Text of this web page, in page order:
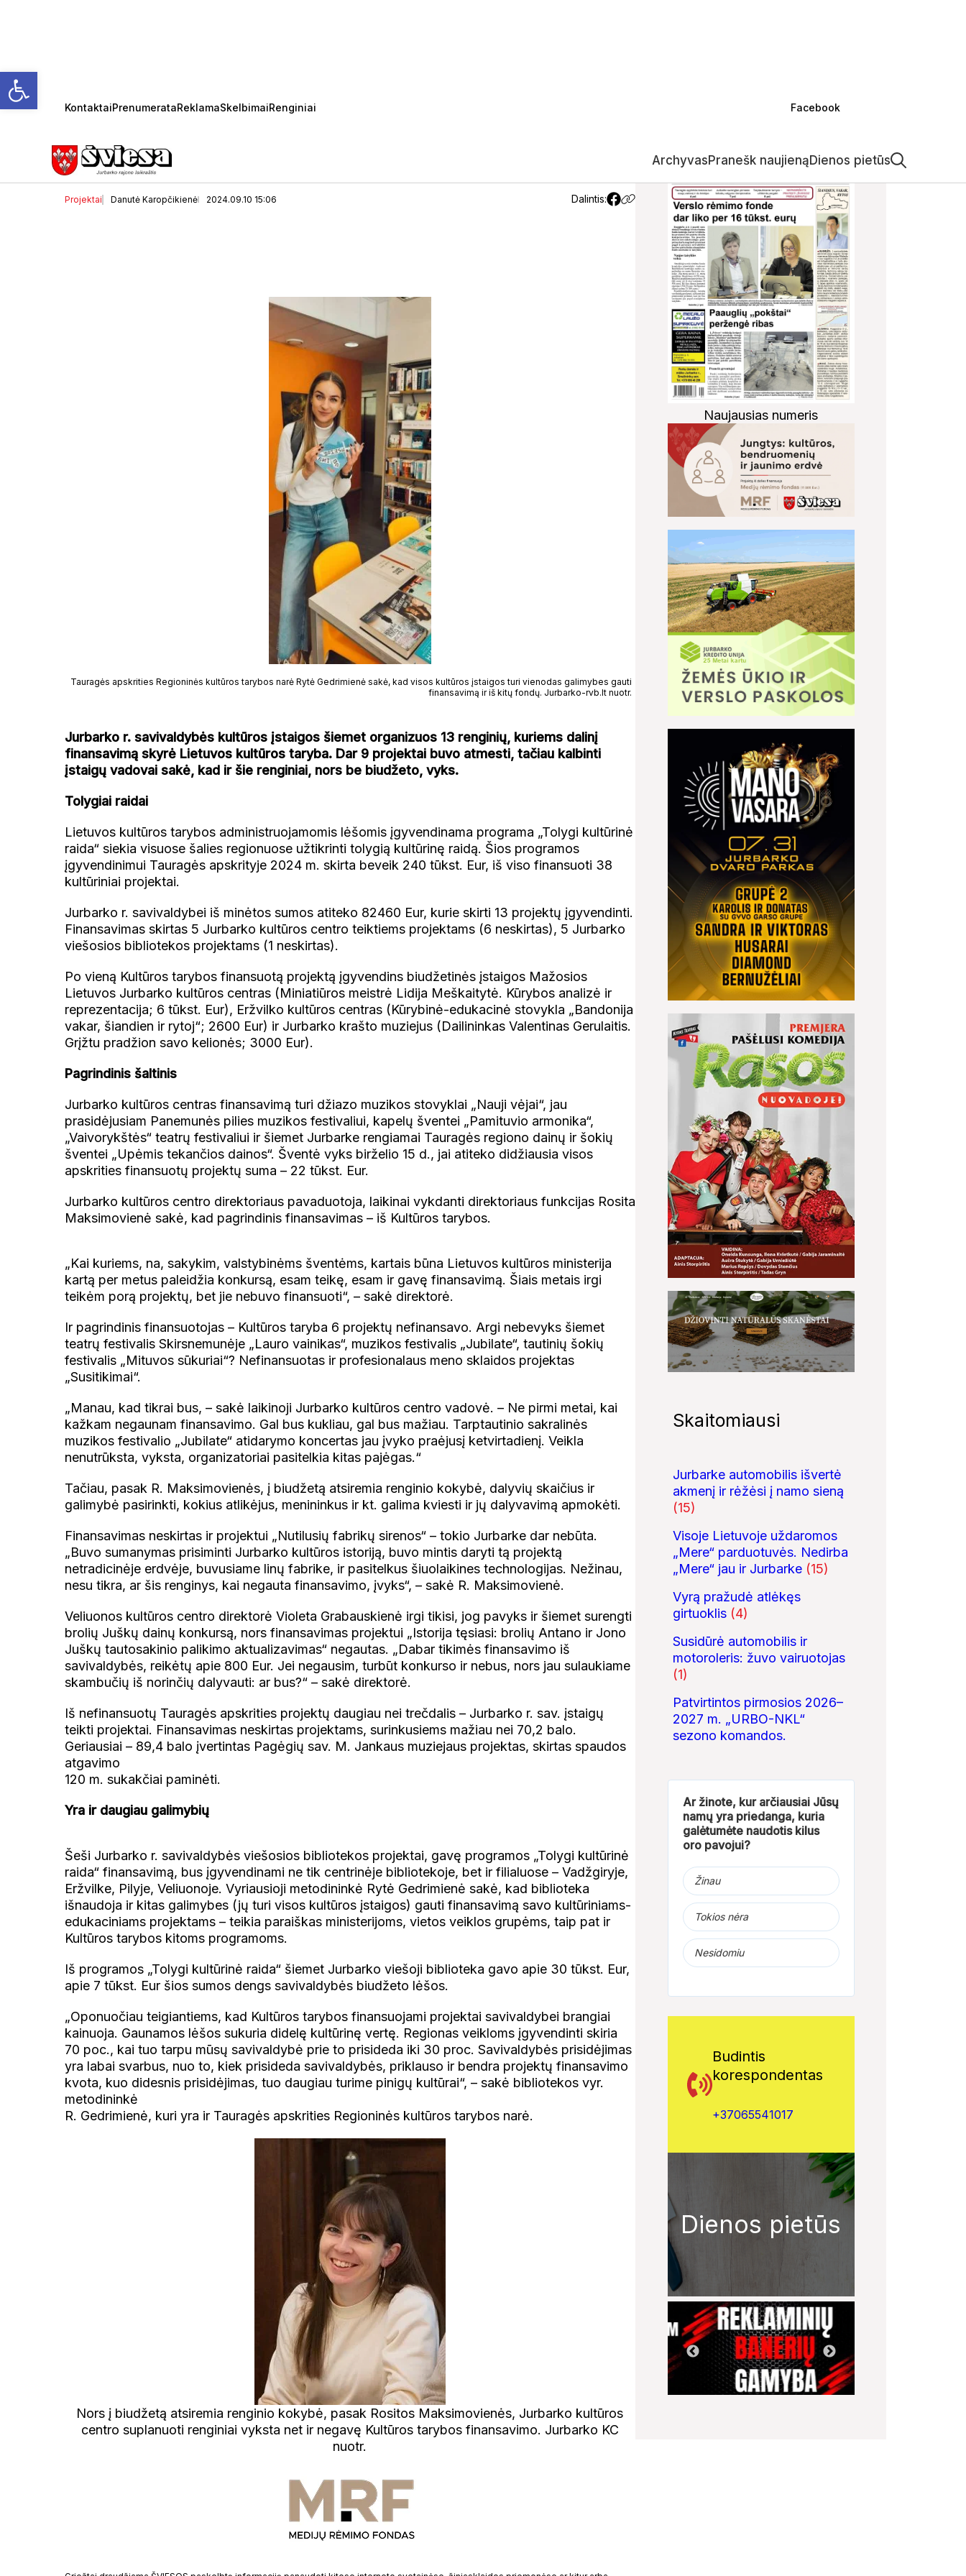
Open toolbar
KontaktaiPrenumerataReklamaSkelbimaiRenginiai Facebook
ArchyvasPranešk naujienąDienos pietūs
Turime lėšų kurti kultūrai
Projektai Danutė Karopčikienė 2024.09.10 15:06 Dalintis:
Tauragės apskrities Regioninės kultūros tarybos narė Rytė Gedrimienė sakė, kad visos kultūros įstaigos turi vienodas galimybes gauti
finansavimą ir iš kitų fondų. Jurbarko-rvb.lt nuotr.
Jurbarko r. savivaldybės kultūros įstaigos šiemet organizuos 13 renginių, kuriems dalinį
finansavimą skyrė Lietuvos kultūros taryba. Dar 9 projektai buvo atmesti, tačiau kalbinti
įstaigų vadovai sakė, kad ir šie renginiai, nors be biudžeto, vyks.
Tolygiai raidai
Lietuvos kultūros tarybos administruojamomis lėšomis įgyvendinama programa „Tolygi kultūrinė
raida“ siekia visuose šalies regionuose užtikrinti tolygią kultūrinę raidą. Šios programos
įgyvendinimui Tauragės apskrityje 2024 m. skirta beveik 240 tūkst. Eur, iš viso finansuoti 38
kultūriniai projektai.
Jurbarko r. savivaldybei iš minėtos sumos atiteko 82460 Eur, kurie skirti 13 projektų įgyvendinti.
Finansavimas skirtas 5 Jurbarko kultūros centro teiktiems projektams (6 neskirtas), 5 Jurbarko
viešosios bibliotekos projektams (1 neskirtas).
Po vieną Kultūros tarybos finansuotą projektą įgyvendins biudžetinės įstaigos Mažosios
Lietuvos Jurbarko kultūros centras (Miniatiūros meistrė Lidija Meškaitytė. Kūrybos analizė ir
reprezentacija; 6 tūkst. Eur), Eržvilko kultūros centras (Kūrybinė-edukacinė stovykla „Bandonija
vakar, šiandien ir rytoj“; 2600 Eur) ir Jurbarko krašto muziejus (Dailininkas Valentinas Gerulaitis.
Grįžtu pradžion savo kelionės; 3000 Eur).
Pagrindinis šaltinis
Jurbarko kultūros centras finansavimą turi džiazo muzikos stovyklai „Nauji vėjai“, jau
prasidėjusiam Panemunės pilies muzikos festivaliui, kapelų šventei „Pamituvio armonika“,
„Vaivorykštės“ teatrų festivaliui ir šiemet Jurbarke rengiamai Tauragės regiono dainų ir šokių
šventei „Upėmis tekančios dainos“. Šventė vyks birželio 15 d., jai atiteko didžiausia visos
apskrities finansuotų projektų suma – 22 tūkst. Eur.
Jurbarko kultūros centro direktoriaus pavaduotoja, laikinai vykdanti direktoriaus funkcijas Rosita
Maksimovienė sakė, kad pagrindinis finansavimas – iš Kultūros tarybos.
„Kai kuriems, na, sakykim, valstybinėms šventėms, kartais būna Lietuvos kultūros ministerija
kartą per metus paleidžia konkursą, esam teikę, esam ir gavę finansavimą. Šiais metais irgi
teikėm porą projektų, bet jie nebuvo finansuoti“, – sakė direktorė.
Ir pagrindinis finansuotojas – Kultūros taryba 6 projektų nefinansavo. Argi nebevyks šiemet
teatrų festivalis Skirsnemunėje „Lauro vainikas“, muzikos festivalis „Jubilate“, tautinių šokių
festivalis „Mituvos sūkuriai“? Nefinansuotas ir profesionalaus meno sklaidos projektas
„Susitikimai“.
„Manau, kad tikrai bus, – sakė laikinoji Jurbarko kultūros centro vadovė. – Ne pirmi metai, kai
kažkam negaunam finansavimo. Gal bus kukliau, gal bus mažiau. Tarptautinio sakralinės
muzikos festivalio „Jubilate“ atidarymo koncertas jau įvyko praėjusį ketvirtadienį. Veikla
nenutrūksta, vyksta, organizatoriai pasitelkia kitas pajėgas.“
Tačiau, pasak R. Maksimovienės, į biudžetą atsiremia renginio kokybė, dalyvių skaičius ir
galimybė pasirinkti, kokius atlikėjus, menininkus ir kt. galima kviesti ir jų dalyvavimą apmokėti.
Finansavimas neskirtas ir projektui „Nutilusių fabrikų sirenos“ – tokio Jurbarke dar nebūta.
„Buvo sumanymas prisiminti Jurbarko kultūros istoriją, buvo mintis daryti tą projektą
netradicinėje erdvėje, buvusiame linų fabrike, ir pasitelkus šiuolaikines technologijas. Nežinau,
nesu tikra, ar šis renginys, kai negauta finansavimo, įvyks“, – sakė R. Maksimovienė.
Veliuonos kultūros centro direktorė Violeta Grabauskienė irgi tikisi, jog pavyks ir šiemet surengti
brolių Juškų dainų konkursą, nors finansavimas projektui „Istorija tęsiasi: brolių Antano ir Jono
Juškų tautosakinio palikimo aktualizavimas“ negautas. „Dabar tikimės finansavimo iš
savivaldybės, reikėtų apie 800 Eur. Jei negausim, turbūt konkurso ir nebus, nors jau sulaukiame
skambučių iš norinčių dalyvauti: ar bus?“ – sakė direktorė.
Iš nefinansuotų Tauragės apskrities projektų daugiau nei trečdalis – Jurbarko r. sav. įstaigų
teikti projektai. Finansavimas neskirtas projektams, surinkusiems mažiau nei 70,2 balo.
Geriausiai – 89,4 balo įvertintas Pagėgių sav. M. Jankaus muziejaus projektas, skirtas spaudos
atgavimo
120 m. sukakčiai paminėti.
Yra ir daugiau galimybių
Šeši Jurbarko r. savivaldybės viešosios bibliotekos projektai, gavę programos „Tolygi kultūrinė
raida“ finansavimą, bus įgyvendinami ne tik centrinėje bibliotekoje, bet ir filialuose – Vadžgiryje,
Eržvilke, Pilyje, Veliuonoje. Vyriausioji metodininkė Rytė Gedrimienė sakė, kad biblioteka
išnaudoja ir kitas galimybes (jų turi visos kultūros įstaigos) gauti finansavimą savo kultūriniams-
edukaciniams projektams – teikia paraiškas ministerijoms, vietos veiklos grupėms, taip pat ir
Kultūros tarybos kitoms programoms.
Iš programos „Tolygi kultūrinė raida“ šiemet Jurbarko viešoji biblioteka gavo apie 30 tūkst. Eur,
apie 7 tūkst. Eur šios sumos dengs savivaldybės biudžeto lėšos.
„Oponuočiau teigiantiems, kad Kultūros tarybos finansuojami projektai savivaldybei brangiai
kainuoja. Gaunamos lėšos sukuria didelę kultūrinę vertę. Regionas veikloms įgyvendinti skiria
70 poc., kai tuo tarpu mūsų savivaldybė prie to prisideda iki 30 proc. Savivaldybės prisidėjimas
yra labai svarbus, nuo to, kiek prisideda savivaldybės, priklauso ir bendra projektų finansavimo
kvota, kuo didesnis prisidėjimas, tuo daugiau turime pinigų kultūrai“, – sakė bibliotekos vyr.
metodininkė
R. Gedrimienė, kuri yra ir Tauragės apskrities Regioninės kultūros tarybos narė.
Nors į biudžetą atsiremia renginio kokybė, pasak Rositos Maksimovienės, Jurbarko kultūros
centro suplanuoti renginiai vyksta net ir negavę Kultūros tarybos finansavimo. Jurbarko KC
nuotr.
Naujausias numeris
Skaitomiausi
Jurbarke automobilis išvertė
akmenį ir rėžėsi į namo sieną
(15)
Visoje Lietuvoje uždaromos
„Mere“ parduotuvės. Nedirba
„Mere“ jau ir Jurbarke (15)
Vyrą pražudė atlėkęs
girtuoklis (4)
Susidūrė automobilis ir
motoroleris: žuvo vairuotojas
(1)
Patvirtintos pirmosios 2026–
2027 m. „URBO-NKL“
sezono komandos.
Ar žinote, kur arčiausiai Jūsų
namų yra priedanga, kuria
galėtumėte naudotis kilus
oro pavojui?
Žinau
Tokios nėra
Nesidomiu
Budintis
korespondentas
+37065541017
Dienos pietūs